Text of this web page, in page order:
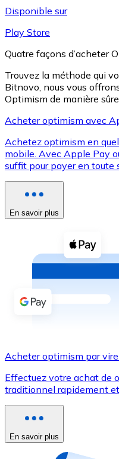
XRP
XRP
Voir toutes
Coupons crypto
Achetez des
Acheter avec
Virement SEPA
Utilisez les cartes
Acheter avec carte
Nouveau
Disponible sur
Play Store
Quatre façons d’acheter
Trouvez la méthode qui
Bitnovo, nous vous
Optimism de manière
Acheter optimism avec
Achetez optimism en
mobile. Avec Apple Pay
suffit pour payer en toute
En savoir plus
Acheter optimism par
Effectuez votre achat de
traditionnel rapidement
En savoir plus